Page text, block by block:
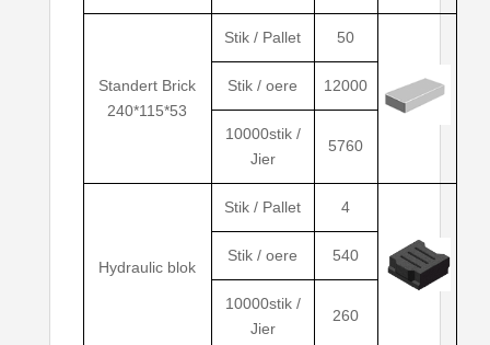
Standert Brick
240*115*53
Stik / Pallet 50
Stik / oere 12000
10000stik /
Jier
5760
Hydraulic blok
Stik / Pallet 4
Stik / oere 540
10000stik /
Jier
260